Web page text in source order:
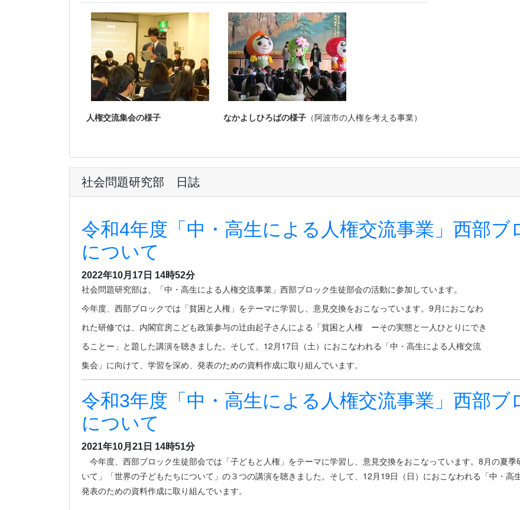
人権交流集会の様子 なかよしひろばの様子 （阿波市の人権を考える事業）
社会問題研究部 日誌
令和4年度「中・高生による人権交流事業」西部ブ
について
2022年10月17日 14時52分
社会問題研究部は、「中・高生による人権交流事業」西部ブロック生徒部会の活動に参加しています。
今年度、西部ブロックでは「貧困と人権」をテーマに学習し、意見交換をおこなっています。9月におこなわ
れた研修では、内閣官房こども政策参与の辻由起子さんによる「貧困と人権 ーその実態と一人ひとりにでき
ることー」と題した講演を聴きました。そして、12月17日（土）におこなわれる「中・高生による人権交流
集会」に向けて、学習を深め、発表のための資料作成に取り組んでいます。
令和3年度「中・高生による人権交流事業」西部ブ
について
2021年10月21日 14時51分
今年度、西部ブロック生徒部会では「子どもと人権」をテーマに学習し、意見交換をおこなっています。8月の夏
いて」「世界の子どもたちについて」の３つの講演を聴きました。そして、12月19日（日）におこなわれる「中・高
発表のための資料作成に取り組んでいます。